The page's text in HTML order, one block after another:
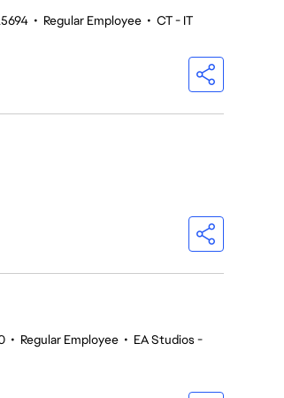
• Regular Employee • CT - IT
• Regular Employee • EA Studios -